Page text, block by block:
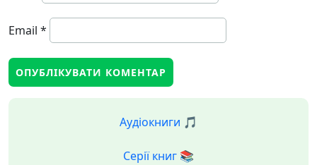
Email *
Аудіокниги 🎵
Серії книг 📚